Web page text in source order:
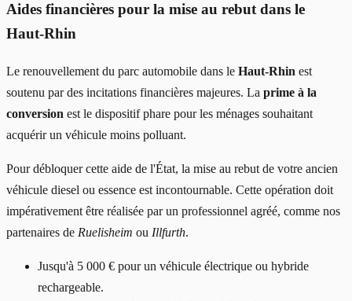
Aides financières pour la mise au rebut dans le
Haut-Rhin
Le renouvellement du parc automobile dans le Haut-Rhin est
soutenu par des incitations financières majeures. La prime à la
conversion est le dispositif phare pour les ménages souhaitant
acquérir un véhicule moins polluant.
Pour débloquer cette aide de l'État, la mise au rebut de votre ancien
véhicule diesel ou essence est incontournable. Cette opération doit
impérativement être réalisée par un professionnel agréé, comme nos
partenaires de Ruelisheim ou Illfurth.
Jusqu'à 5 000 € pour un véhicule électrique ou hybride
rechargeable.